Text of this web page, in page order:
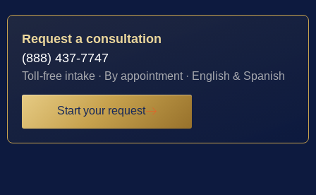
Request a consultation
(888) 437-7747
Toll-free intake · By appointment · English & Spanish
Start your request